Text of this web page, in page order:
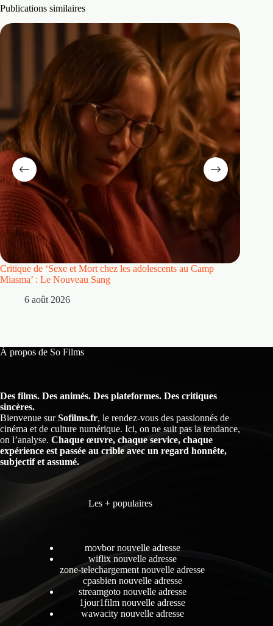
Publications similaires
Critique de ‘Sexe et Mort chez les adolescents au Camp
Miasma’ : Le Nouveau Sang
6 août 2026
À propos de So Films
Des films. Des animés. Des plateformes. Des critiques
sincères.
Bienvenue surSofilms.fr, le rendez-vous des passionnés de
cinéma et de culture numérique. Ici, on ne suit pas la tendance,
on l’analyse. Chaque œuvre, chaque service, chaque
expérience est passée au crible avec un regard honnête,
subjectif et assumé.
Les + populaires
movbor nouvelle adresse
wiflix nouvelle adresse
zone-telechargement nouvelle adresse
cpasbien nouvelle adresse
streamgoto nouvelle adresse
1jour1film nouvelle adresse
wawacity nouvelle adresse